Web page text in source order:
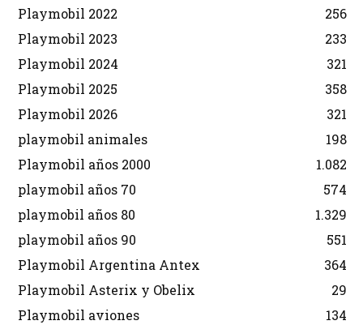
Playmobil 2022
256
Playmobil 2023
233
Playmobil 2024
321
Playmobil 2025
358
Playmobil 2026
321
playmobil animales
198
Playmobil años 2000
1.082
playmobil años 70
574
playmobil años 80
1.329
playmobil años 90
551
Playmobil Argentina Antex
364
Playmobil Asterix y Obelix
29
Playmobil aviones
134